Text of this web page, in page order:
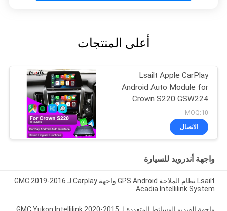
أعلى المنتجات
Lsailt Apple CarPlay
Android Auto Module for
Crown S220 GSW224
الهاتف المحمول المرآة،
الكاميرا العكسية
MOQ:10
الاتصال
واجهة أندرويد للسيارة
Lsailt نظام الملاحة GPS Android واجهة Carplay لـ 2016-2019 GMC
Acadia Intellilink System
واجهة الفيديو الوسائط المتعددة لـ 2015-2020 GMC Yukon Intellilink